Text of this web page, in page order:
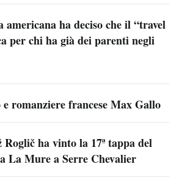
americana ha deciso che il “travel
per chi ha già dei parenti negli
romanziere francese Max Gallo
Roglič ha vinto la 17ª tappa del
La Mure a Serre Chevalier